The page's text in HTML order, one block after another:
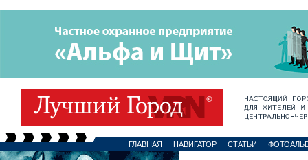
ГЛАВНАЯ НАВИГАТОР СТАТЬИ